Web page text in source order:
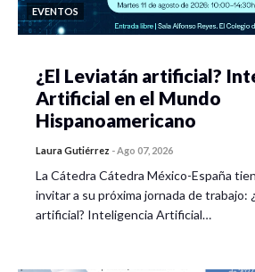
EVENTOS
¿El Leviatán artificial?
Artificial en el Mundo
Hispanoamericano
Laura Gutiérrez - Ago 07, 2026
La Cátedra Cátedra México-España
invitar a su próxima jornada de trabajo:
artificial? Inteligencia Artificial…